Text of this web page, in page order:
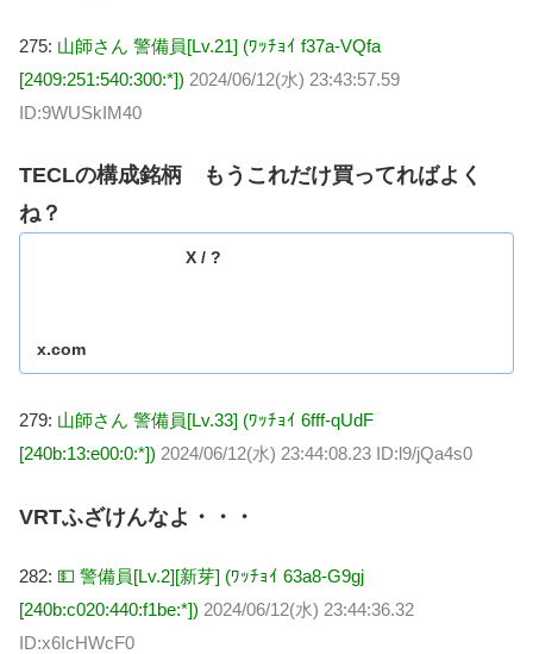
275: 山師さん 警備員[Lv.21] (ﾜｯﾁｮｲ f37a-VQfa
[2409:251:540:300:*]) 2024/06/12(水) 23:43:57.59
ID:9WUSkIM40
TECLの構成銘柄 もうこれだけ買ってればよく
ね？
X / ?
x.com
279: 山師さん 警備員[Lv.33] (ﾜｯﾁｮｲ 6fff-qUdF
[240b:13:e00:0:*]) 2024/06/12(水) 23:44:08.23 ID:l9/jQa4s0
VRTふざけんなよ・・・
282: 💵 警備員[Lv.2][新芽] (ﾜｯﾁｮｲ 63a8-G9gj
[240b:c020:440:f1be:*]) 2024/06/12(水) 23:44:36.32
ID:x6IcHWcF0